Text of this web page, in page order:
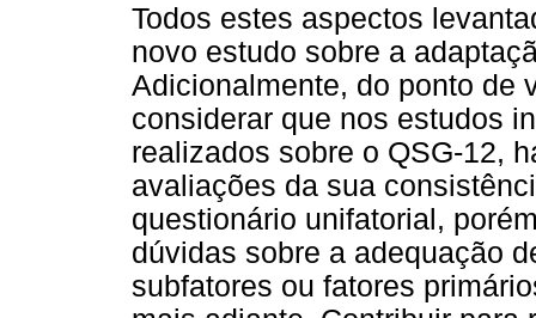
Todos estes aspectos
novo estudo sobre a
Adicionalmente, do ponto de
considerar que nos estudos
realizados sobre o QSG-12,
avaliações da sua
questionário unifatorial,
dúvidas sobre a adequação
subfatores ou fatores